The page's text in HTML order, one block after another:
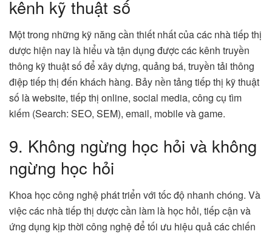
kênh kỹ thuật số
Một trong những kỹ năng cần thiết nhất của các nhà tiếp thị
dược hiện nay là hiểu và tận dụng được các kênh truyền
thông kỹ thuật số để xây dựng, quảng bá, truyền tải thông
điệp tiếp thị đến khách hàng. Bảy nền tảng tiếp thị kỹ thuật
số là website, tiếp thị online, social media, công cụ tìm
kiếm (Search: SEO, SEM), email, mobile và game.
9. Không ngừng học hỏi và không
ngừng học hỏi
Khoa học công nghệ phát triển với tốc độ nhanh chóng. Và
việc các nhà tiếp thị dược cần làm là học hỏi, tiếp cận và
ứng dụng kịp thời công nghệ để tối ưu hiệu quả các chiến